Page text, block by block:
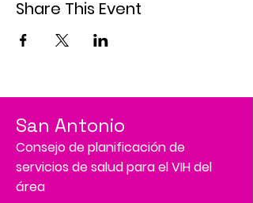
Share This Event
San Antonio
Consejo de planificación de
servicios de salud para el VIH del
área